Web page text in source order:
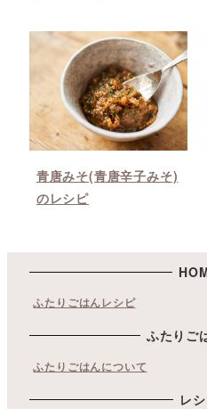
青唐みそ(青唐辛子みそ)
のレシピ
ふたりごはんレシピ
ふたりご
ふたりごはんについて
レ